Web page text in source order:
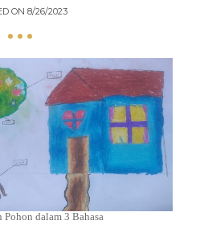
ON 8/26/2023
dalam 3 Bahasa